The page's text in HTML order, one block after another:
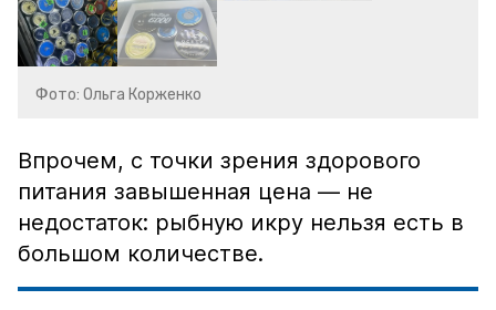
Фото: Ольга Корженко
Впрочем, с точки зрения здорового
питания завышенная цена — не
недостаток: рыбную икру нельзя есть в
большом количестве.